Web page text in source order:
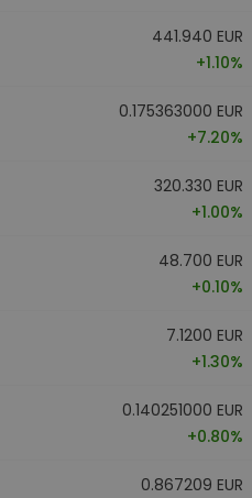
441.940 EUR
+1.10%
0.175363000 EUR
+7.20%
320.330 EUR
+1.00%
48.700 EUR
+0.10%
7.1200 EUR
+1.30%
0.140251000 EUR
+0.80%
0.867209 EUR